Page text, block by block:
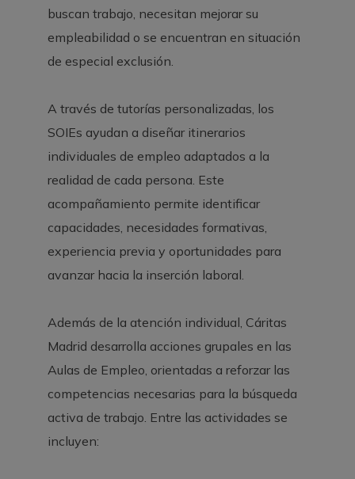
buscan trabajo, necesitan mejorar su
empleabilidad o se encuentran en situación
de especial exclusión.
A través de tutorías personalizadas, los
SOIEs ayudan a diseñar itinerarios
individuales de empleo adaptados a la
realidad de cada persona. Este
acompañamiento permite identificar
capacidades, necesidades formativas,
experiencia previa y oportunidades para
avanzar hacia la inserción laboral.
Además de la atención individual, Cáritas
Madrid desarrolla acciones grupales en las
Aulas de Empleo, orientadas a reforzar las
competencias necesarias para la búsqueda
activa de trabajo. Entre las actividades se
incluyen: